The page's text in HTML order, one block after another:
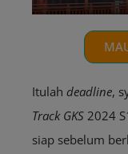
Itulah deadline,
Track GKS 2024
siap sebelum